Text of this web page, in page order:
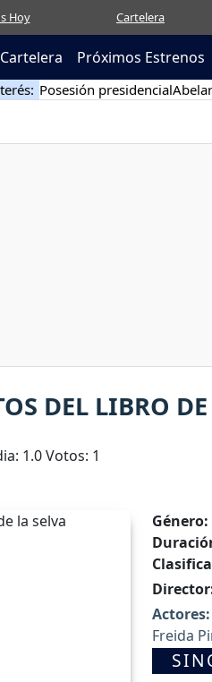
Hoy Cartelera
Cartelera Próximos Estrenos
Posesión presidencial
DEL LIBRO
1.0Votos: 1
Género:
Actores:
Freida